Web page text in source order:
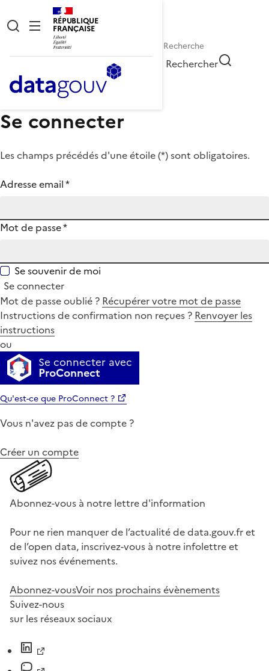
RÉPUBLIQUE
FRANÇAISE
Rechercher
Se connecter
Les champs précédés d'une étoile (*) sont obligatoires.
Adresse email*
Mot de passe*
Se souvenir de moi
Se connecter
Mot de passe oublié ? Récupérer votre mot de passe
Instructions de confirmation non reçues ? Renvoyer les
instructions
ou
Se connecter avec
ProConnect
Qu'est-ce que ProConnect ?
Vous n'avez pas de compte ?
Créer un compte
Abonnez-vous à notre lettre d'information
Pour ne rien manquer de l’actualité de data.gouv.fr et
de l’open data, inscrivez-vous à notre infolettre et
suivez nos événements.
Abonnez-vousVoir nos prochains évènements
Suivez-nous
sur les réseaux sociaux